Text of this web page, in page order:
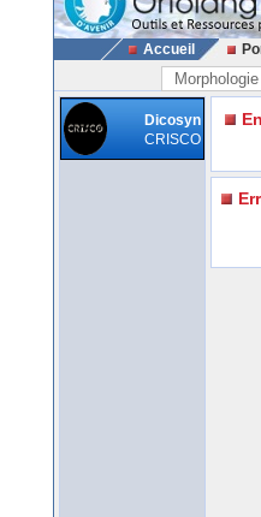
Accueil
Morphologie
Dicosyn
CRISCO